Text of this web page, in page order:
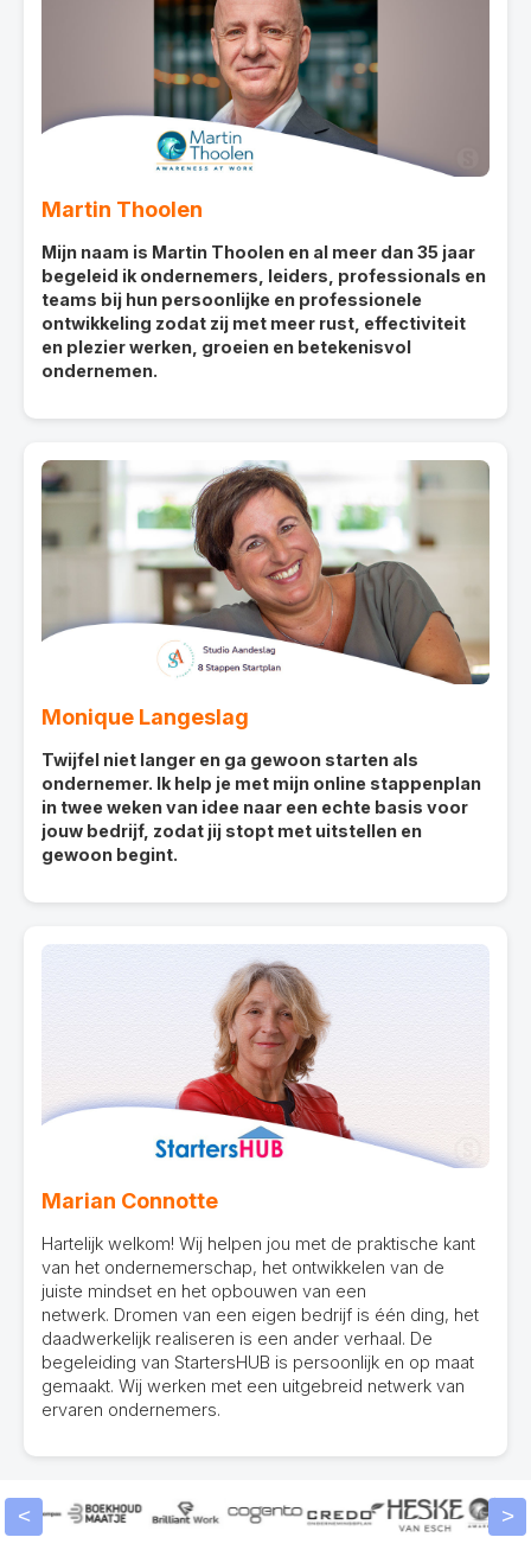
Martin Thoolen
Mijn naam is Martin Thoolen en al meer dan 35 jaar
begeleid ik ondernemers, leiders, professionals en
teams bij hun persoonlijke en professionele
ontwikkeling zodat zij met meer rust, effectiviteit
en plezier werken, groeien en betekenisvol
ondernemen.
Monique Langeslag
Twijfel niet langer en ga gewoon starten als
ondernemer. Ik help je met mijn online stappenplan
in twee weken van idee naar een echte basis voor
jouw bedrijf, zodat jij stopt met uitstellen en
gewoon begint.
Marian Connotte
Hartelijk welkom! Wij helpen jou met de praktische kant
van het ondernemerschap, het ontwikkelen van de
juiste mindset en het opbouwen van een
netwerk. Dromen van een eigen bedrijf is één ding, het
daadwerkelijk realiseren is een ander verhaal. De
begeleiding van StartersHUB is persoonlijk en op maat
gemaakt. Wij werken met een uitgebreid netwerk van
ervaren ondernemers.
< >